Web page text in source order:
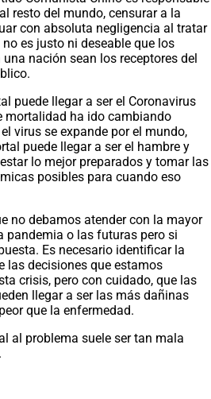
resto del mundo, censurar a la
con absoluta negligencia al tratar
es justo ni deseable que los
nación sean los receptores del
puede llegar a ser el Coronavirus
mortalidad ha ido cambiando
virus se expande por el mundo,
puede llegar a ser el hambre y
lo mejor preparados y tomar las
posibles para cuando eso
no debamos atender con la mayor
pandemia o las futuras pero si
Es necesario identificar la
las decisiones que estamos
crisis, pero con cuidado, que las
llegar a ser las más dañinas
que la enfermedad.
al problema suele ser tan mala